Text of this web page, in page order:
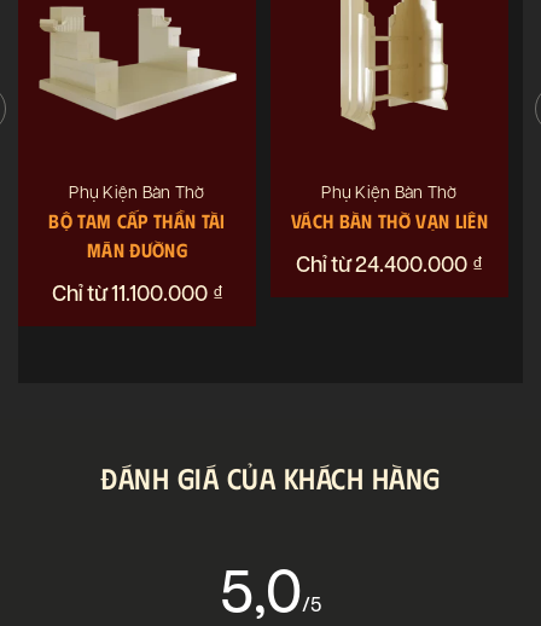
Phụ Kiện Bàn Thờ
BỘ TAM CẤP THẦN TÀI
MÃN ĐƯỜNG
Chỉ từ11.100.000 ₫
Phụ Kiện Bàn Thờ
VÁCH BÀN THỜ VẠN LIÊN
Chỉ từ24.400.000 ₫
ĐÁNH GIÁ CỦA KHÁCH HÀNG
5,0/5